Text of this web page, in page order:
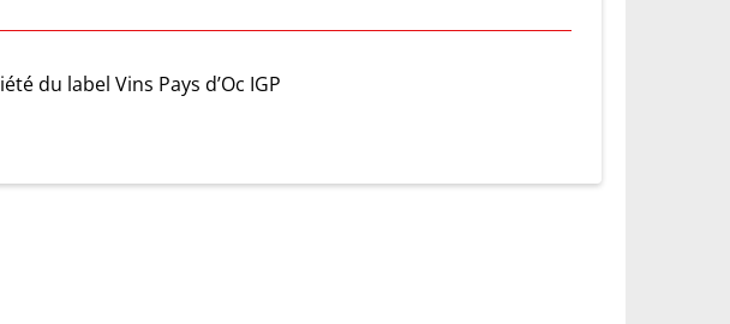
du label Vins Pays d’Oc IGP